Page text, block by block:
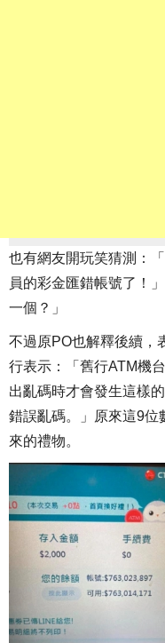
也有網友開玩笑猜測：
員的彩金匯錯帳號了！
一個？」
不過原PO也解釋後續，
行表示：「舊行ATM機
出亂碼時才會發生這樣
錯誤亂碼。」原來這9位
來的禮物。